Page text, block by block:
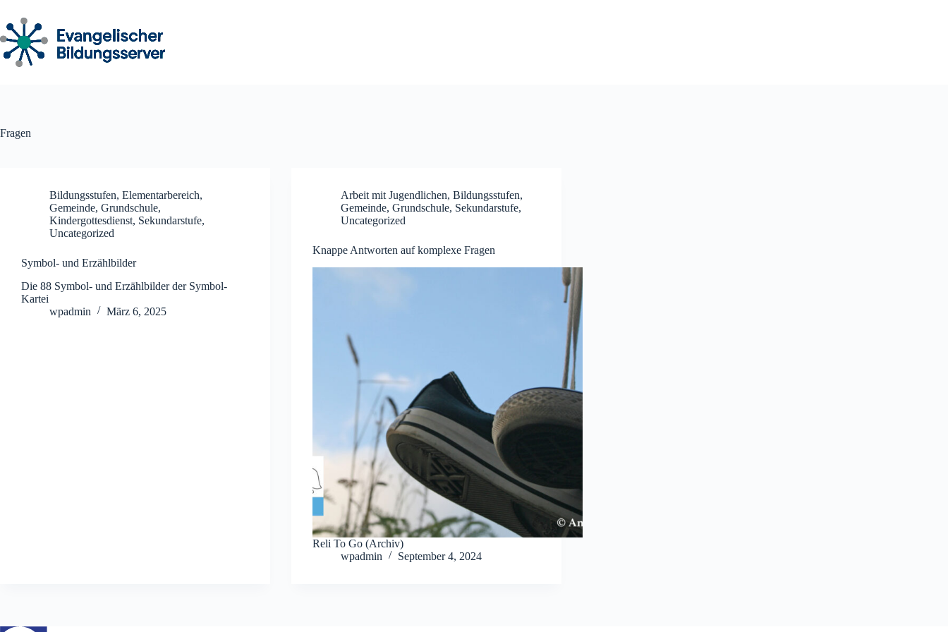
Inhalt
springen
Fragen
Bildungsstufen, Elementarbereich,
Gemeinde, Grundschule,
Kindergottesdienst, Sekundarstufe,
Uncategorized
Symbol- und Erzählbilder
Die 88 Symbol- und Erzählbilder der Symbol-
Kartei
wpadmin
März 6, 2025
Arbeit mit Jugendlichen,Bildungsstufen,
Gemeinde,Grundschule, Sekundarstufe,
Uncategorized
Knappe Antworten auf komplexe Fragen
Reli To Go (Archiv)
wpadmin
September 4, 2024